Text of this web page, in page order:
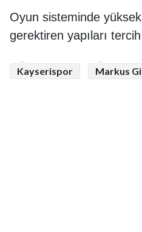
Oyun sisteminde
gerektiren yapıları
Kayserispor Markus